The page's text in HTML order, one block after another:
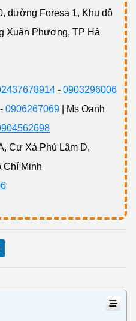
đường Foresa 1, Khu đô
Xuân Phương, TP Hà
- 0903296006
0906267069 | Ms Oanh
Cư Xá Phú Lâm D,
Chí Minh